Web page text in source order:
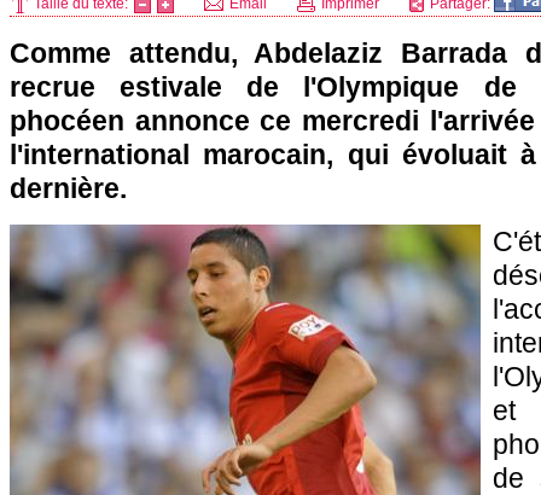
Taille du texte: Email Imprimer Partager:
Comme attendu, Abdelaziz Barrada
recrue estivale de l'Olympique de
phocéen annonce ce mercredi
l'international marocain, qui évoluait
dernière.
et
de